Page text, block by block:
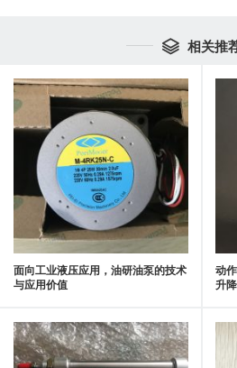
 相关推
面向工业液压应用，油研油泵的技术
与应用价值
动
升